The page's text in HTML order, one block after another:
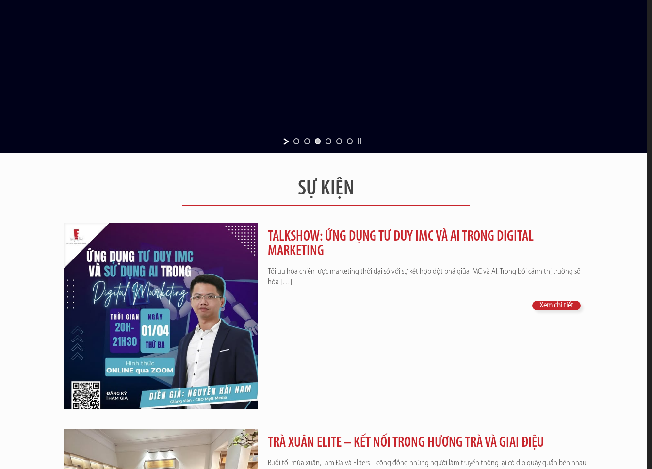
SỰ KIỆN
TALKSHOW: ỨNG DỤNG TƯ DUY IMC VÀ AI TRONG DIGITAL
MARKETING
Tối ưu hóa chiến lược marketing thời đại số với sự kết hợp đột phá giữa IMC và AI. Trong bối cảnh thị trường số
hóa […]
Xem chi tiết
TRÀ XUÂN ELITE – KẾT NỐI TRONG HƯƠNG TRÀ VÀ GIAI ĐIỆU
Buổi tối mùa xuân, Tam Đa và Eliters – cộng đồng những người làm truyền thông lại có dịp quây quần bên nhau